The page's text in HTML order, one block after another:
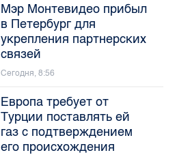
Мэр Монтевидео прибыл
в Петербург для
укрепления партнерских
связей
Сегодня, 8:56
Европа требует от
Турции поставлять ей
газ с подтверждением
его происхождения